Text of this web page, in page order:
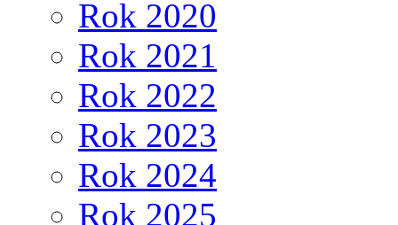
Rok 2020
Rok 2021
Rok 2022
Rok 2023
Rok 2024
Rok 2025